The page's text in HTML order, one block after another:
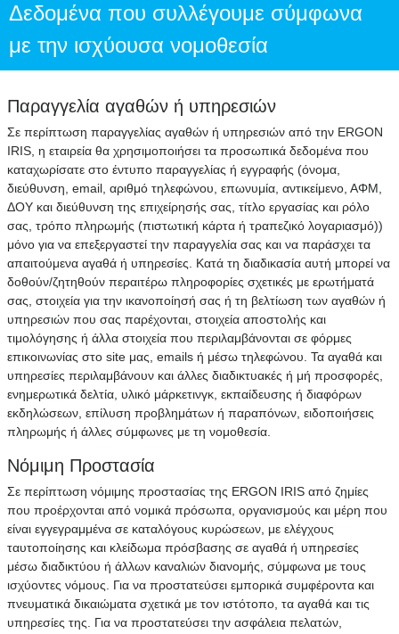
Δεδομένα που συλλέγουμε σύμφωνα
με την ισχύουσα νομοθεσία
Παραγγελία αγαθών ή υπηρεσιών
Σε περίπτωση παραγγελίας αγαθών ή υπηρεσιών από την ERGON
IRIS, η εταιρεία θα χρησιμοποιήσει τα προσωπικά δεδομένα που
καταχωρίσατε στο έντυπο παραγγελίας ή εγγραφής (όνομα,
διεύθυνση, email, αριθμό τηλεφώνου, επωνυμία, αντικείμενο, ΑΦΜ,
ΔΟΥ και διεύθυνση της επιχείρησής σας, τίτλο εργασίας και ρόλο
σας, τρόπο πληρωμής (πιστωτική κάρτα ή τραπεζικό λογαριασμό))
μόνο για να επεξεργαστεί την παραγγελία σας και να παράσχει τα
απαιτούμενα αγαθά ή υπηρεσίες. Κατά τη διαδικασία αυτή μπορεί να
δοθούν/ζητηθούν περαιτέρω πληροφορίες σχετικές με ερωτήματά
σας, στοιχεία για την ικανοποίησή σας ή τη βελτίωση των αγαθών ή
υπηρεσιών που σας παρέχονται, στοιχεία αποστολής και
τιμολόγησης ή άλλα στοιχεία που περιλαμβάνονται σε φόρμες
επικοινωνίας στο site μας, emails ή μέσω τηλεφώνου. Τα αγαθά και
υπηρεσίες περιλαμβάνουν και άλλες διαδικτυακές ή μή προσφορές,
ενημερωτικά δελτία, υλικό μάρκετινγκ, εκπαίδευσης ή διαφόρων
εκδηλώσεων, επίλυση προβλημάτων ή παραπόνων, ειδοποιήσεις
πληρωμής ή άλλες σύμφωνες με τη νομοθεσία.
Νόμιμη Προστασία
Σε περίπτωση νόμιμης προστασίας της ERGON IRIS από ζημίες
που προέρχονται από νομικά πρόσωπα, οργανισμούς και μέρη που
είναι εγγεγραμμένα σε καταλόγους κυρώσεων, με ελέγχους
ταυτοποίησης και κλείδωμα πρόσβασης σε αγαθά ή υπηρεσίες
μέσω διαδικτύου ή άλλων καναλιών διανομής, σύμφωνα με τους
ισχύοντες νόμους. Για να προστατεύσει εμπορικά συμφέροντα και
πνευματικά δικαιώματα σχετικά με τον ιστότοπο, τα αγαθά και τις
υπηρεσίες της. Για να προστατεύσει την ασφάλεια πελατών,